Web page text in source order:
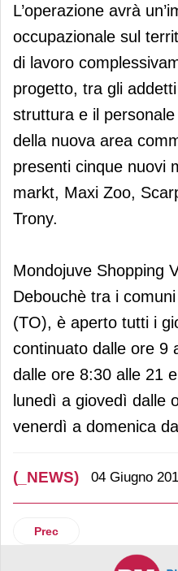
L’operazione avrà
occupazionale sul
di lavoro
progetto, tra gli
struttura e il personale
della nuova area
presenti cinque nuovi
markt, Maxi Zoo,
Trony.
Mondojuve Shopping
Debouchè tra i
(TO), è aperto tutti i
continuato dalle ore 9
dalle ore 8:30 alle 21
lunedì a giovedì dalle
venerdì a domenica
(_NEWS) 04 Giugno
Articolo precedente:
Prec